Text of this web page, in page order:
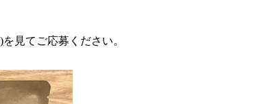
を見てご応募ください。